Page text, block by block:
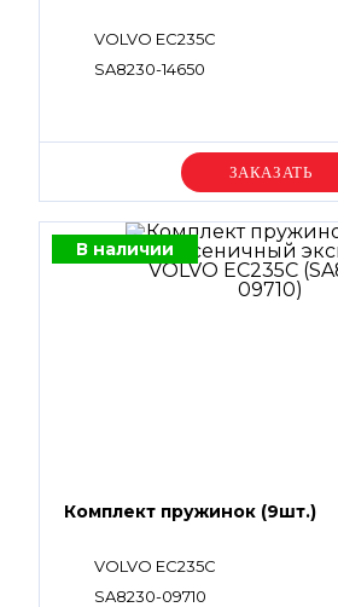
VOLVO EC235C
SA8230-14650
Уточняйте цену
В наличии
Комплект пружинок (9шт.)
VOLVO EC235C
SA8230-09710